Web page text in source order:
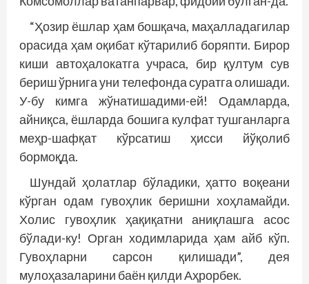
“Ҳозир ёшлар ҳам бошқача, маҳалладагилар
орасида ҳам оқибат кўтарилиб боряпти. Бирор
киши автоҳалокатга учраса, бир қултум сув
бериш ўрнига уни телефонда суратга олишади.
У-бу кимга жўнатишадими-ей! Одамларда,
айниқса, ёшларда бошига кулфат тушганларга
меҳр-шафқат кўрсатиш ҳисси йўқолиб
бормоқда.
Шундай ҳолатлар бўладики, ҳатто воқеани
кўрган одам гувоҳлик беришни хоҳламайди.
Холис гувоҳлик ҳақиқатни аниқлашга асос
бўлади-ку! Орган ходимларида ҳам айб кўп.
Гувоҳларни сарсон қилишади”, дея
мулоҳазаларини баён қилди Аҳрорбек.